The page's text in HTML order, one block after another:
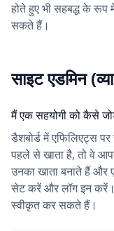
होते हुए भी सहबद्ध के
सकते हैं।
साइट एडमिन
मैं एक सहयोगी को कैसे
डैशबोर्ड में एफिलिएट्स
पहले से खाता है, तो वे
उनका खाता बनाते हैं
सेट करें और लॉग इन
स्वीकृत कर सकते हैं।